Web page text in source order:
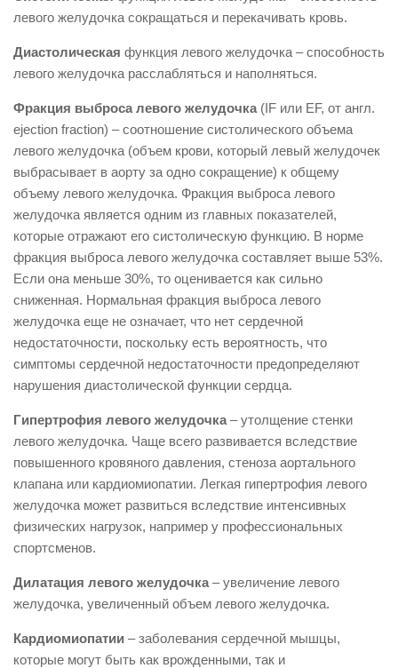
левого желудочка сокращаться и перекачивать кровь.
Диастолическая функция левого желудочка – способность
левого желудочка расслабляться и наполняться.
Фракция выброса левого желудочка (IF или EF, от англ.
ejection fraction) – соотношение систолического объема
левого желудочка (объем крови, который левый желудочек
выбрасывает в аорту за одно сокращение) к общему
объему левого желудочка. Фракция выброса левого
желудочка является одним из главных показателей,
которые отражают его систолическую функцию. В норме
фракция выброса левого желудочка составляет выше 53%.
Если она меньше 30%, то оценивается как сильно
сниженная. Нормальная фракция выброса левого
желудочка еще не означает, что нет сердечной
недостаточности, поскольку есть вероятность, что
симптомы сердечной недостаточности предопределяют
нарушения диастолической функции сердца.
Гипертрофия левого желудочка – утолщение стенки
левого желудочка. Чаще всего развивается вследствие
повышенного кровяного давления, стеноза аортального
клапана или кардиомиопатии. Легкая гипертрофия левого
желудочка может развиться вследствие интенсивных
физических нагрузок, например у профессиональных
спортсменов.
Дилатация левого желудочка – увеличение левого
желудочка, увеличенный объем левого желудочка.
Кардиомиопатии – заболевания сердечной мышцы,
которые могут быть как врожденными, так и